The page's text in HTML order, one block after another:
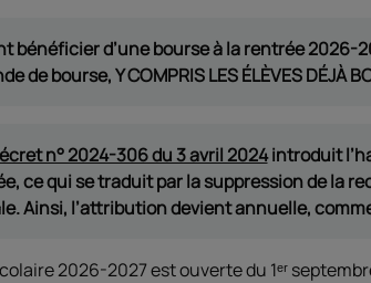
bénéficier d’une bourse à la rentrée 2026-
bourse, Y COMPRIS LES ÉLÈVES DÉJÀ
n° 2024-306 du 3 avril 2024introduit
ce qui se traduit par la suppression de la
Ainsi, l’attribution devient annuelle,
2026-2027 est ouverte du 1ᵉʳ